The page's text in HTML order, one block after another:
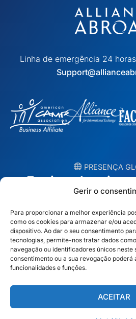
Gerir o
Para proporcionar a melhor experiência
como os cookies para armazenar e/ou
dispositivo. Ao dar o seu consentimento
tecnologias, permite-nos tratar dados
navegação ou identificadores únicos neste
consentimento ou a sua revogação
funcionalidades e funções.
ACEITAR
Linha de emergência 24 horas
PRESENÇA
Equipas locais
EUA
Dubai
México
Espanha
Encontre a sua